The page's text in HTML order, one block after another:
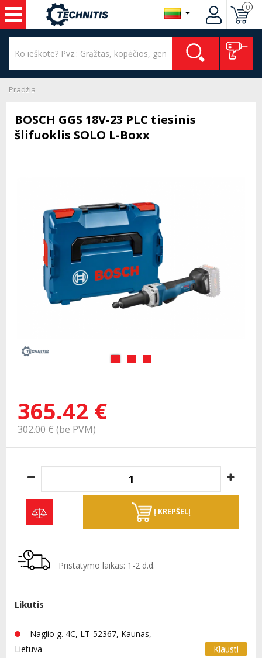
0
Pradžia
BOSCH GGS 18V-23 PLC tiesinis
šlifuoklis SOLO L-Boxx
365.42 €
302.00 € (be PVM)
Į KREPŠELĮ
Pristatymo laikas: 1-2 d.d.
Likutis
Naglio g. 4C, LT-52367, Kaunas,
Lietuva
Klausti